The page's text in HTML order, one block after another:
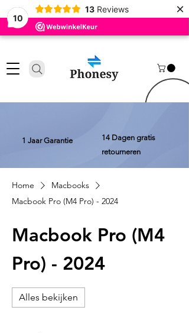
10
13 Reviews ×
1 Jaar Garantie
14 Dagen gratis
retourneren
Home
Macbooks
Macbook Pro (M4 Pro) - 2024
Macbook Pro (M4
Pro) - 2024
Alles bekijken